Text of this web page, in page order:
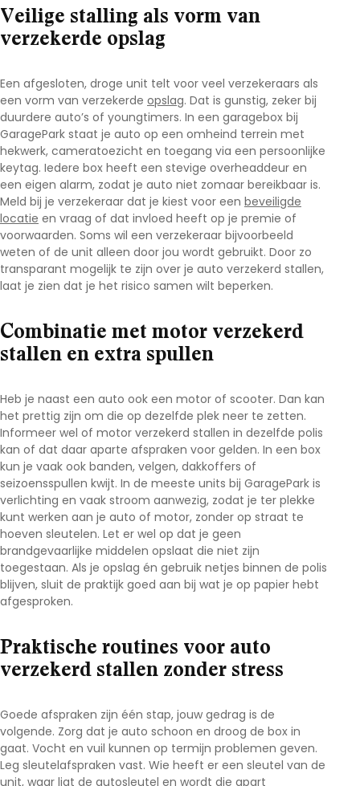
Veilige stalling als vorm van
verzekerde opslag
Een afgesloten, droge unit telt voor veel verzekeraars als
een vorm van verzekerde opslag. Dat is gunstig, zeker bij
duurdere auto’s of youngtimers. In een garagebox bij
GaragePark staat je auto op een omheind terrein met
hekwerk, cameratoezicht en toegang via een persoonlijke
keytag. Iedere box heeft een stevige overheaddeur en
een eigen alarm, zodat je auto niet zomaar bereikbaar is.
Meld bij je verzekeraar dat je kiest voor een beveiligde
locatie en vraag of dat invloed heeft op je premie of
voorwaarden. Soms wil een verzekeraar bijvoorbeeld
weten of de unit alleen door jou wordt gebruikt. Door zo
transparant mogelijk te zijn over je auto verzekerd stallen,
laat je zien dat je het risico samen wilt beperken.
Combinatie met motor verzekerd
stallen en extra spullen
Heb je naast een auto ook een motor of scooter. Dan kan
het prettig zijn om die op dezelfde plek neer te zetten.
Informeer wel of motor verzekerd stallen in dezelfde polis
kan of dat daar aparte afspraken voor gelden. In een box
kun je vaak ook banden, velgen, dakkoffers of
seizoensspullen kwijt. In de meeste units bij GaragePark is
verlichting en vaak stroom aanwezig, zodat je ter plekke
kunt werken aan je auto of motor, zonder op straat te
hoeven sleutelen. Let er wel op dat je geen
brandgevaarlijke middelen opslaat die niet zijn
toegestaan. Als je opslag én gebruik netjes binnen de polis
blijven, sluit de praktijk goed aan bij wat je op papier hebt
afgesproken.
Praktische routines voor auto
verzekerd stallen zonder stress
Goede afspraken zijn één stap, jouw gedrag is de
volgende. Zorg dat je auto schoon en droog de box in
gaat. Vocht en vuil kunnen op termijn problemen geven.
Leg sleutelafspraken vast. Wie heeft er een sleutel van de
unit, waar ligt de autosleutel en wordt die apart